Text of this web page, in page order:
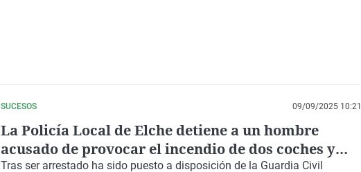
SUCESOS 09/09/2025 10:21
La Policía Local de Elche detiene a un hombre
acusado de provocar el incendio de dos coches y
una zona de vegetación en La Marina
Tras ser arrestado ha sido puesto a disposición de la Guardia Civil